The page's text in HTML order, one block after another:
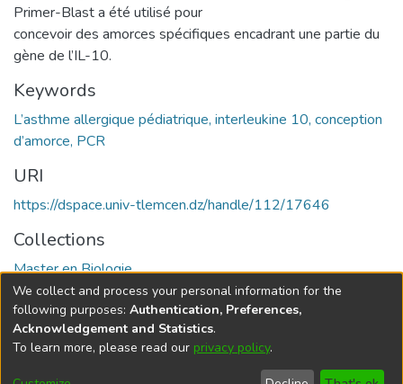
Primer-Blast a été utilisé pour
concevoir des amorces spécifiques encadrant une partie du
gène de l’IL-10.
Keywords
L’asthme allergique pédiatrique, interleukine 10, conception
d’amorce, PCR
URI
https://dspace.univ-tlemcen.dz/handle/112/17646
Collections
Master en Biologie
Full item page
DSpace softwarecopyright © 2002-2026
Cookie End User Send
We collect and process your personal information for the
following purposes: Authentication, Preferences,
Acknowledgement and Statistics.
To learn more, please read our privacy policy.